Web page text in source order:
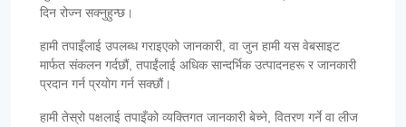
दिन रोज्न सक्नुहुन्छ।
हामी तपाइँलाई उपलब्ध गराइएको जानकारी, वा जुन हामी यस वेबसाइट
मार्फत संकलन गर्दछौं, तपाईंलाई अधिक सान्दर्भिक उत्पादनहरू र जानकारी
प्रदान गर्न प्रयोग गर्न सक्छौं।
हामी तेस्रो पक्षलाई तपाइँको व्यक्तिगत जानकारी बेच्ने, वितरण गर्ने वा लीज